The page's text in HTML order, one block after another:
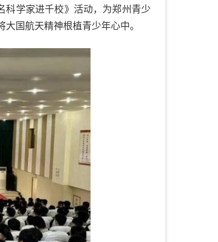
科学家进千校》活动，为郑州青少
国航天精神根植青少年心中。